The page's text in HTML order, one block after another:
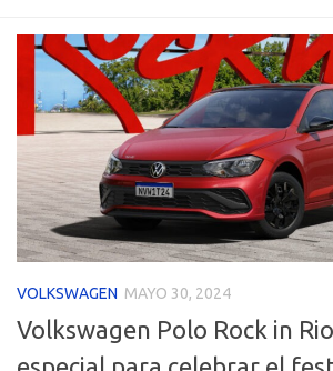
VOLKSWAGEN MAYO 30, 2024
Volkswagen Polo Rock in